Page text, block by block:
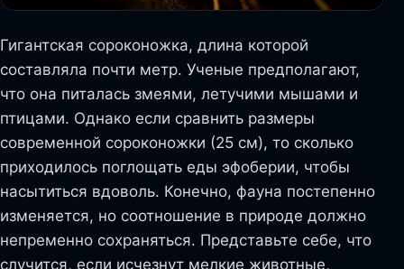
Гигантская сороконожка, длина которой
составляла почти метр. Ученые предполагают,
что она питалась змеями, летучими мышами и
птицами. Однако если сравнить размеры
современной сороконожки (25 см), то сколько
приходилось поглощать еды эфоберии, чтобы
насытиться вдоволь. Конечно, фауна постепенно
изменяется, но соотношение в природе должно
непременно сохраняться. Представьте себе, что
случится, если исчезнут мелкие животные,